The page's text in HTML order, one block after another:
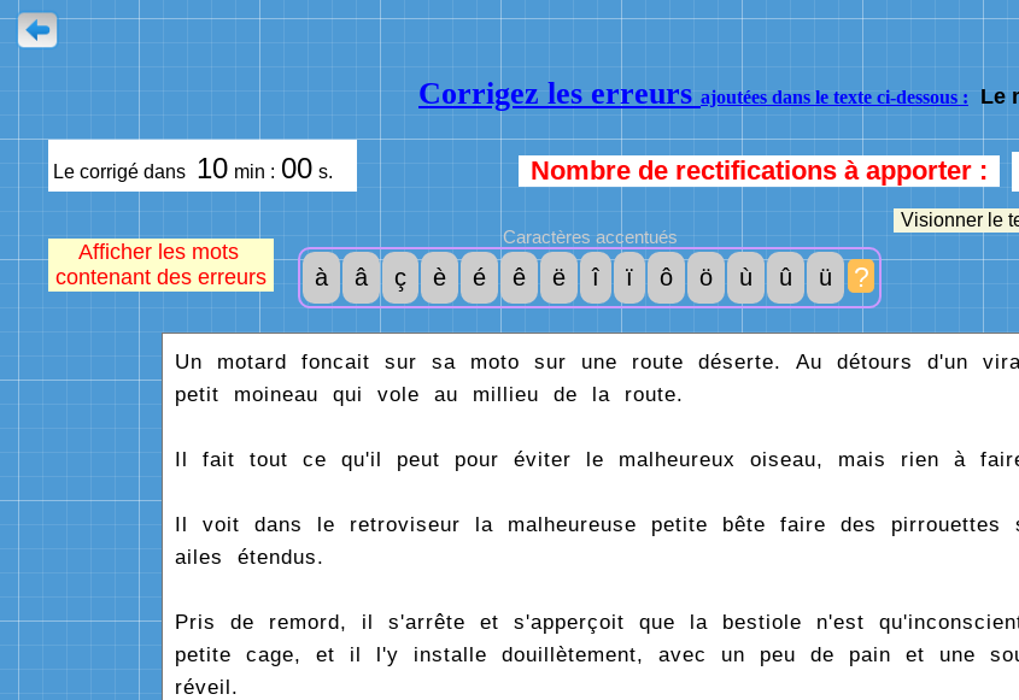
Corrigez les erreurs ajoutées dans le texte ci-dessous : Le
Le corrigé dans 10 min : 00 s. Nombre de rectifications à apporter :
Visionner le
Afficher les mots
contenant des erreurs
Caractères accentués
à â ç è é ê ë î ï ô ö ù û ü ?